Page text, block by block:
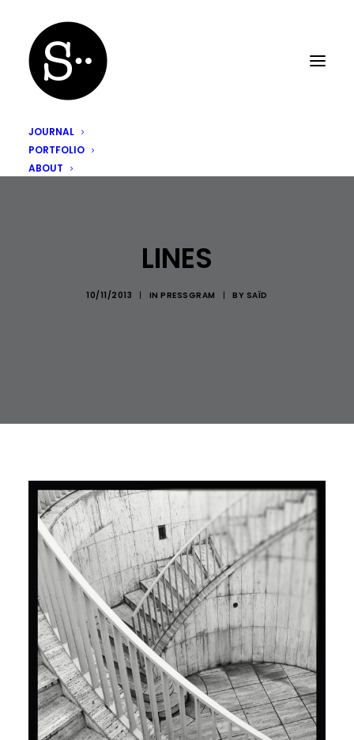
JOURNAL
PORTFOLIO
ABOUT
LINES
10/11/2013 | INPRESSGRAM | BY SAÏD